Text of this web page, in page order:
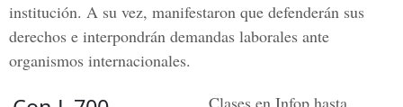
institución. A su vez, manifestaron que defenderán sus
derechos e interpondrán demandas laborales ante
organismos internacionales.
Clases en Infop hasta